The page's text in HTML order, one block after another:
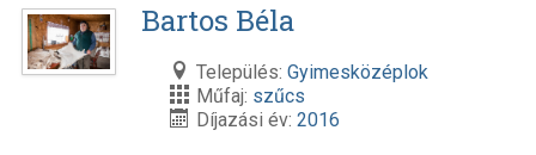
Bartos Béla
Település: Gyimesközéplok
Műfaj: szűcs
Díjazási év: 2016